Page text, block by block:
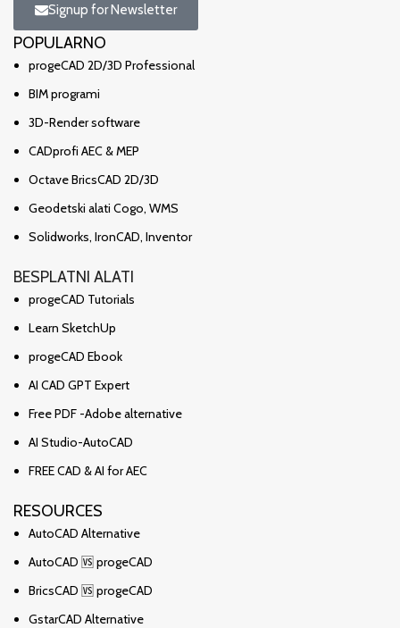
Signup for Newsletter
POPULARNO
progeCAD 2D/3D Professional
BIM programi
3D-Render software
CADprofi AEC & MEP
Octave BricsCAD 2D/3D
Geodetski alati Cogo, WMS
Solidworks, IronCAD, Inventor
BESPLATNI ALATI
progeCAD Tutorials
Learn SketchUp
progeCAD Ebook
AI CAD GPT Expert
Free PDF -Adobe alternative
AI Studio-AutoCAD
FREE CAD & AI for AEC
RESOURCES
AutoCAD Alternative
AutoCAD 🆚 progeCAD
BricsCAD 🆚 progeCAD
GstarCAD Alternative